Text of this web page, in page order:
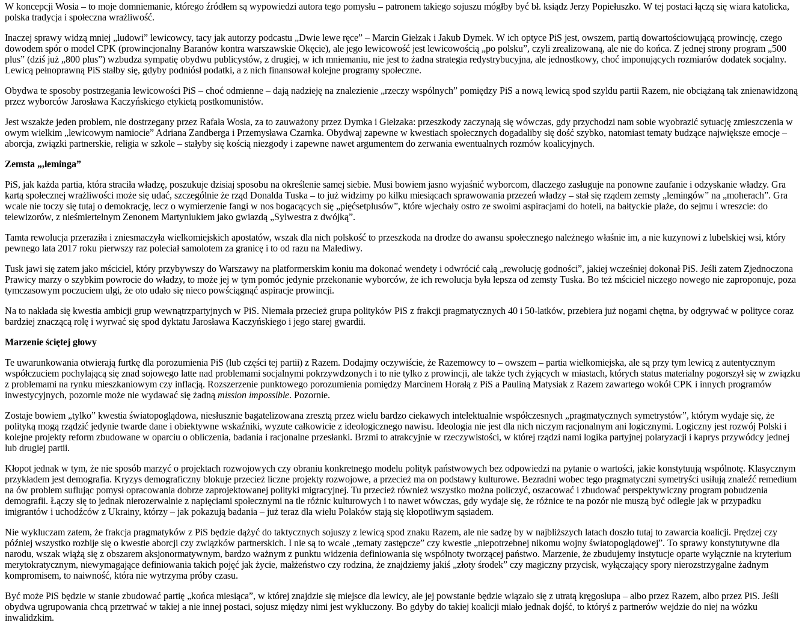
W koncepcji Wosia – to moje domniemanie, którego źródłem są wypowiedzi autora tego pomysłu – patronem takiego sojuszu mógłby być bł. ksiądz Jerzy Popiełuszko. W tej postaci łączą się wiara katolicka,
polska tradycja i społeczna wrażliwość.
Inaczej sprawy widzą mniej „ludowi” lewicowcy, tacy jak autorzy podcastu „Dwie lewe ręce” – Marcin Giełzak i Jakub Dymek. W ich optyce PiS jest, owszem, partią dowartościowującą prowincję, czego
dowodem spór o model CPK (prowincjonalny Baranów kontra warszawskie Okęcie), ale jego lewicowość jest lewicowością „po polsku”, czyli zrealizowaną, ale nie do końca. Z jednej strony program „500
plus” (dziś już „800 plus”) wzbudza sympatię obydwu publicystów, z drugiej, w ich mniemaniu, nie jest to żadna strategia redystrybucyjna, ale jednostkowy, choć imponujących rozmiarów dodatek socjalny.
Lewicą pełnoprawną PiS stałby się, gdyby podniósł podatki, a z nich finansował kolejne programy społeczne.
Obydwa te sposoby postrzegania lewicowości PiS – choć odmienne – dają nadzieję na znalezienie „rzeczy wspólnych” pomiędzy PiS a nową lewicą spod szyldu partii Razem, nie obciążaną tak znienawidzoną
przez wyborców Jarosława Kaczyńskiego etykietą postkomunistów.
Jest wszakże jeden problem, nie dostrzegany przez Rafała Wosia, za to zauważony przez Dymka i Giełzaka: przeszkody zaczynają się wówczas, gdy przychodzi nam sobie wyobrazić sytuację zmieszczenia w
owym wielkim „lewicowym namiocie” Adriana Zandberga i Przemysława Czarnka. Obydwaj zapewne w kwestiach społecznych dogadaliby się dość szybko, natomiast tematy budzące największe emocje –
aborcja, związki partnerskie, religia w szkole – stałyby się kością niezgody i zapewne nawet argumentem do zerwania ewentualnych rozmów koalicyjnych.
Zemsta „,leminga”
PiS, jak każda partia, która straciła władzę, poszukuje dzisiaj sposobu na określenie samej siebie. Musi bowiem jasno wyjaśnić wyborcom, dlaczego zasługuje na ponowne zaufanie i odzyskanie władzy. Gra
kartą społecznej wrażliwości może się udać, szczególnie że rząd Donalda Tuska – to już widzimy po kilku miesiącach sprawowania przezeń władzy – stał się rządem zemsty „lemingów” na „moherach”. Gra
wcale nie toczy się tutaj o demokrację, lecz o wymierzenie fangi w nos bogacących się „pięćsetplusów”, które wjechały ostro ze swoimi aspiracjami do hoteli, na bałtyckie plaże, do sejmu i wreszcie: do
telewizorów, z nieśmiertelnym Zenonem Martyniukiem jako gwiazdą „Sylwestra z dwójką”.
Tamta rewolucja przeraziła i zniesmaczyła wielkomiejskich apostatów, wszak dla nich polskość to przeszkoda na drodze do awansu społecznego należnego właśnie im, a nie kuzynowi z lubelskiej wsi, który
pewnego lata 2017 roku pierwszy raz poleciał samolotem za granicę i to od razu na Malediwy.
Tusk jawi się zatem jako mściciel, który przybywszy do Warszawy na platformerskim koniu ma dokonać wendety i odwrócić całą „rewolucję godności”, jakiej wcześniej dokonał PiS. Jeśli zatem Zjednoczona
Prawicy marzy o szybkim powrocie do władzy, to może jej w tym pomóc jedynie przekonanie wyborców, że ich rewolucja była lepsza od zemsty Tuska. Bo też mściciel niczego nowego nie zaproponuje, poza
tymczasowym poczuciem ulgi, że oto udało się nieco powściągnąć aspiracje prowincji.
Na to nakłada się kwestia ambicji grup wewnątrzpartyjnych w PiS. Niemała przecież grupa polityków PiS z frakcji pragmatycznych 40 i 50-latków, przebiera już nogami chętna, by odgrywać w polityce coraz
bardziej znaczącą rolę i wyrwać się spod dyktatu Jarosława Kaczyńskiego i jego starej gwardii.
Marzenie ściętej głowy
Te uwarunkowania otwierają furtkę dla porozumienia PiS (lub części tej partii) z Razem. Dodajmy oczywiście, że Razemowcy to – owszem – partia wielkomiejska, ale są przy tym lewicą z autentycznym
współczuciem pochylającą się znad sojowego latte nad problemami socjalnymi pokrzywdzonych i to nie tylko z prowincji, ale także tych żyjących w miastach, których status materialny pogorszył się w związku
z problemami na rynku mieszkaniowym czy inflacją. Rozszerzenie punktowego porozumienia pomiędzy Marcinem Horałą z PiS a Pauliną Matysiak z Razem zawartego wokół CPK i innych programów
inwestycyjnych, pozornie może nie wydawać się żadną mission impossible. Pozornie.
Zostaje bowiem „tylko” kwestia światopoglądowa, niesłusznie bagatelizowana zresztą przez wielu bardzo ciekawych intelektualnie współczesnych „pragmatycznych symetrystów”, którym wydaje się, że
polityką mogą rządzić jedynie twarde dane i obiektywne wskaźniki, wyzute całkowicie z ideologicznego nawisu. Ideologia nie jest dla nich niczym racjonalnym ani logicznymi. Logiczny jest rozwój Polski i
kolejne projekty reform zbudowane w oparciu o obliczenia, badania i racjonalne przesłanki. Brzmi to atrakcyjnie w rzeczywistości, w której rządzi nami logika partyjnej polaryzacji i kaprys przywódcy jednej
lub drugiej partii.
Kłopot jednak w tym, że nie sposób marzyć o projektach rozwojowych czy obraniu konkretnego modelu polityk państwowych bez odpowiedzi na pytanie o wartości, jakie konstytuują wspólnotę. Klasycznym
przykładem jest demografia. Kryzys demograficzny blokuje przecież liczne projekty rozwojowe, a przecież ma on podstawy kulturowe. Bezradni wobec tego pragmatyczni symetryści usiłują znaleźć remedium
na ów problem suflując pomysł opracowania dobrze zaprojektowanej polityki migracyjnej. Tu przecież również wszystko można policzyć, oszacować i zbudować perspektywiczny program pobudzenia
demografii. Łączy się to jednak nierozerwalnie z napięciami społecznymi na tle różnic kulturowych i to nawet wówczas, gdy wydaje się, że różnice te na pozór nie muszą być odległe jak w przypadku
imigrantów i uchodźców z Ukrainy, którzy – jak pokazują badania – już teraz dla wielu Polaków stają się kłopotliwym sąsiadem.
Nie wykluczam zatem, że frakcja pragmatyków z PiS będzie dążyć do taktycznych sojuszy z lewicą spod znaku Razem, ale nie sadzę by w najbliższych latach doszło tutaj to zawarcia koalicji. Prędzej czy
później wszystko rozbije się o kwestie aborcji czy związków partnerskich. I nie są to wcale „tematy zastępcze” czy kwestie „niepotrzebnej nikomu wojny światopoglądowej”. To sprawy konstytutywne dla
narodu, wszak wiążą się z obszarem aksjonormatywnym, bardzo ważnym z punktu widzenia definiowania się wspólnoty tworzącej państwo. Marzenie, że zbudujemy instytucje oparte wyłącznie na kryterium
merytokratycznym, niewymagające definiowania takich pojęć jak życie, małżeństwo czy rodzina, że znajdziemy jakiś „złoty środek” czy magiczny przycisk, wyłączający spory nierozstrzygalne żadnym
kompromisem, to naiwność, która nie wytrzyma próby czasu.
Być może PiS będzie w stanie zbudować partię „końca miesiąca”, w której znajdzie się miejsce dla lewicy, ale jej powstanie będzie wiązało się z utratą kręgosłupa – albo przez Razem, albo przez PiS. Jeśli
obydwa ugrupowania chcą przetrwać w takiej a nie innej postaci, sojusz między nimi jest wykluczony. Bo gdyby do takiej koalicji miało jednak dojść, to któryś z partnerów wejdzie do niej na wózku
inwalidzkim.